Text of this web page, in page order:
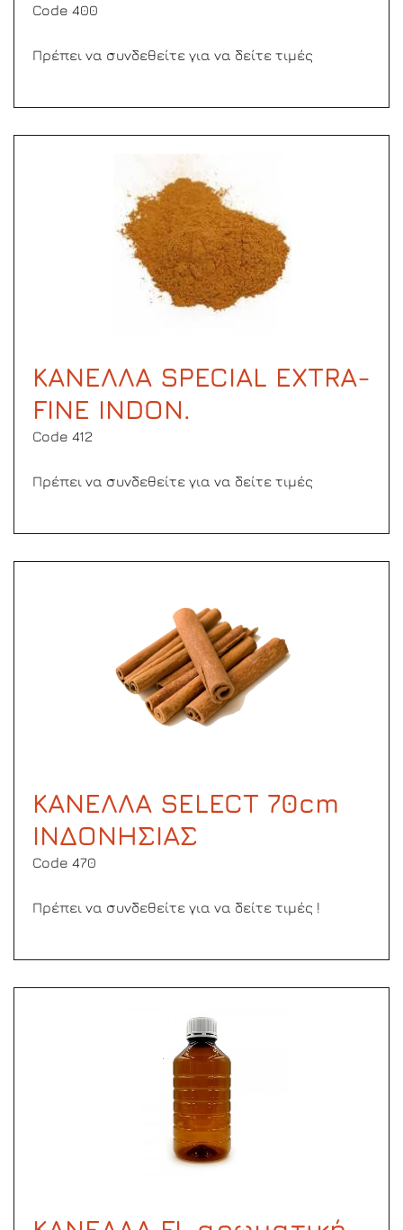
Code 400
Πρέπει να συνδεθείτε για να δείτε τιμές
ΚΑΝΕΛΛΑ SPECIAL EXTRA-
FINE INDON.
Code 412
Πρέπει να συνδεθείτε για να δείτε τιμές
ΚΑΝΕΛΛΑ SELECT 70cm
ΙΝΔΟΝΗΣΙΑΣ
Code 470
Πρέπει να συνδεθείτε για να δείτε τιμές !